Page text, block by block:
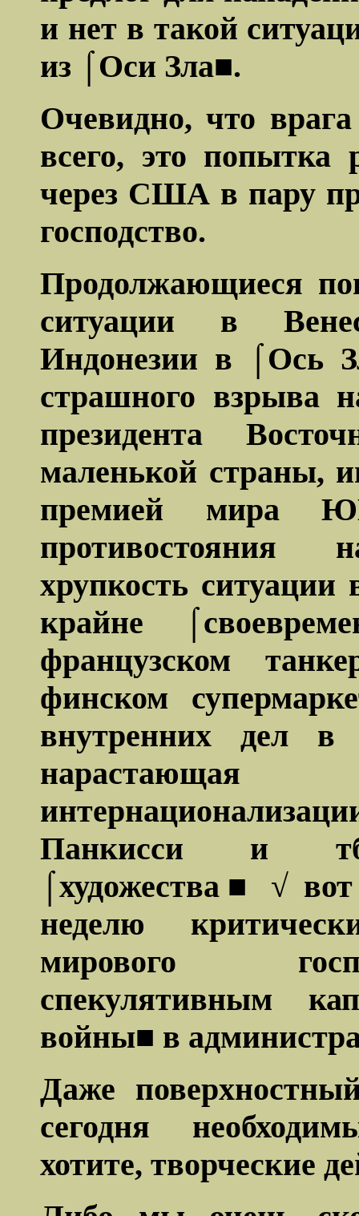
и нет в такой
из ⌠Оси Зла■.
Очевидно, что
всего, это попытка
через США в пару
господство.
Продолжающиеся
ситуации в
Индонезии в ⌠Ось
страшного взрыва
президента
маленькой страны,
премией мира
хрупкость
крайне
французском
финском
внутренних дел в
Панкисси и
⌠художества■ √
неделю
мирового
спекулятивным
войны■ в
Даже
сегодня
хотите, творческие